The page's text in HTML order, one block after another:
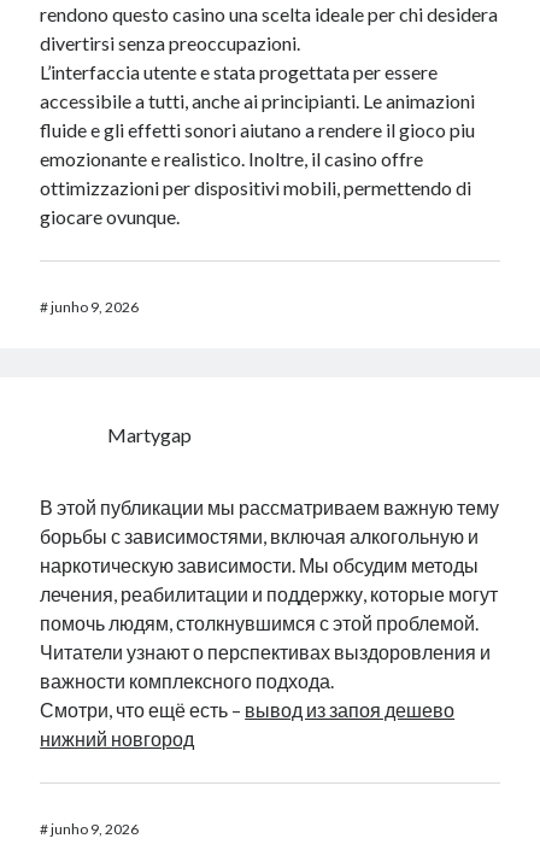
rendono questo casino una scelta ideale per chi desidera
divertirsi senza preoccupazioni.
L’interfaccia utente e stata progettata per essere
accessibile a tutti, anche ai principianti. Le animazioni
fluide e gli effetti sonori aiutano a rendere il gioco piu
emozionante e realistico. Inoltre, il casino offre
ottimizzazioni per dispositivi mobili, permettendo di
giocare ovunque.
#junho 9, 2026
Martygap
В этой публикации мы рассматриваем важную тему
борьбы с зависимостями, включая алкогольную и
наркотическую зависимости. Мы обсудим методы
лечения, реабилитации и поддержку, которые могут
помочь людям, столкнувшимся с этой проблемой.
Читатели узнают о перспективах выздоровления и
важности комплексного подхода.
Смотри, что ещё есть – вывод из запоя дешево
нижний новгород
#junho 9, 2026